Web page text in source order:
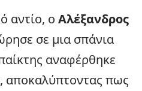
αντίο, ο Αλέξανδρος
σε μια σπάνια
αναφέρθηκε
αποκαλύπτοντας πως